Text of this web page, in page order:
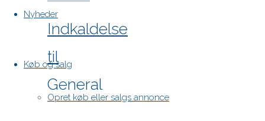
Nyheder
Køb og salg
Opret køb eller salgs annonce
Indkaldelse
til
General